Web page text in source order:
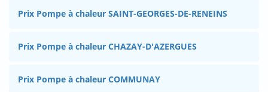
Prix Pompe à chaleur SAINT-GEORGES-DE-RENEINS
Prix Pompe à chaleur CHAZAY-D'AZERGUES
Prix Pompe à chaleur COMMUNAY